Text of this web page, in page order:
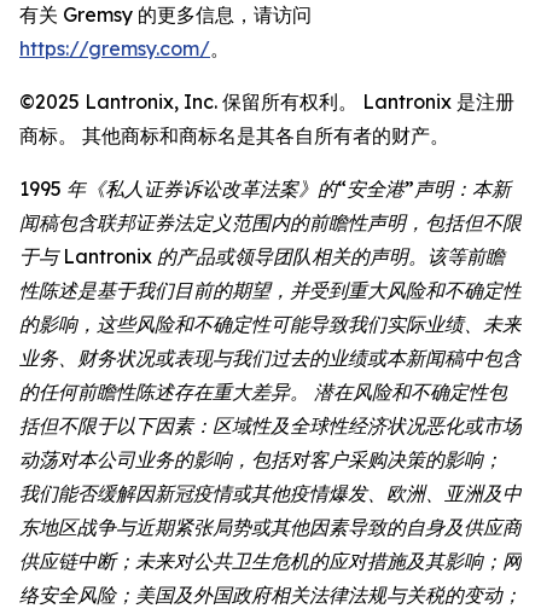
有关 Gremsy 的更多信息，请访问
https://gremsy.com/。
©2025 Lantronix, Inc. 保留所有权利。 Lantronix 是注册
商标。 其他商标和商标名是其各自所有者的财产。
1995 年《私人证券诉讼改革法案》的“安全港”声明：本新
闻稿包含联邦证券法定义范围内的前瞻性声明，包括但不限
于与 Lantronix 的产品或领导团队相关的声明。该等前瞻
性陈述是基于我们目前的期望，并受到重大风险和不确定性
的影响，这些风险和不确定性可能导致我们实际业绩、未来
业务、财务状况或表现与我们过去的业绩或本新闻稿中包含
的任何前瞻性陈述存在重大差异。 潜在风险和不确定性包
括但不限于以下因素：区域性及全球性经济状况恶化或市场
动荡对本公司业务的影响，包括对客户采购决策的影响；
我们能否缓解因新冠疫情或其他疫情爆发、欧洲、亚洲及中
东地区战争与近期紧张局势或其他因素导致的自身及供应商
供应链中断；未来对公共卫生危机的应对措施及其影响；网
络安全风险；美国及外国政府相关法律法规与关税的变动；